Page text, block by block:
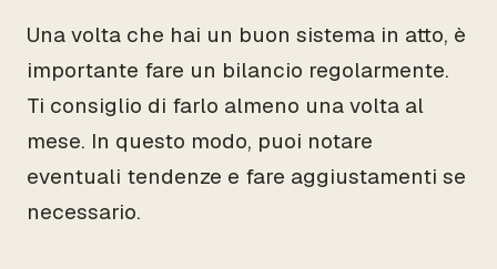
Una volta che hai un buon sistema in atto, è
importante fare un bilancio regolarmente.
Ti consiglio di farlo almeno una volta al
mese. In questo modo, puoi notare
eventuali tendenze e fare aggiustamenti se
necessario.